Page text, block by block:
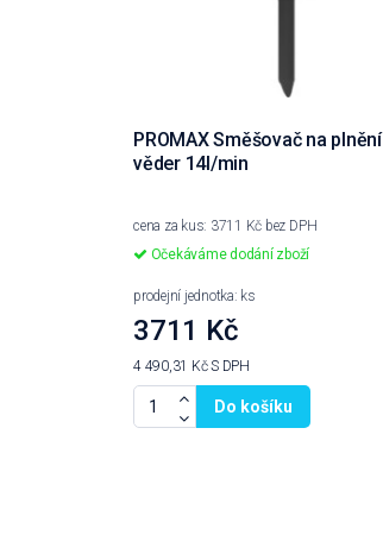
PROMAX Směšovač na plnění
věder 14l/min
cena za kus: 3711 Kč bez DPH
Očekáváme dodání zboží
prodejní jednotka: ks
3711 Kč
4 490,31 KčS DPH
Do košíku